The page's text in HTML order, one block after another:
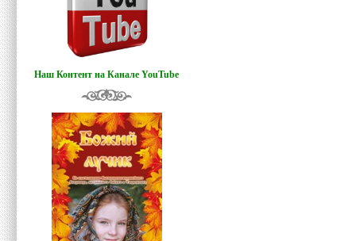
Наш Контент на Канале YouTube